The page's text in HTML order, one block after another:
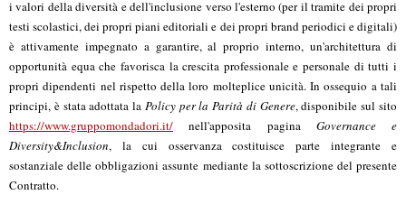
i valori della diversità e dell'inclusione verso l'esterno (per il tramite dei propri
testi scolastici, dei propri piani editoriali e dei propri brand periodici e digitali)
è attivamente impegnato a garantire, al proprio interno, un'architettura di
opportunità equa che favorisca la crescita professionale e personale di tutti i
propri dipendenti nel rispetto della loro molteplice unicità. In ossequio a tali
principi, è stata adottata la Policy per la Parità di Genere, disponibile sul sito
https://www.gruppomondadori.it/ nell'apposita pagina Governance e
Diversity&Inclusion, la cui osservanza costituisce parte integrante e
sostanziale delle obbligazioni assunte mediante la sottoscrizione del presente
Contratto.